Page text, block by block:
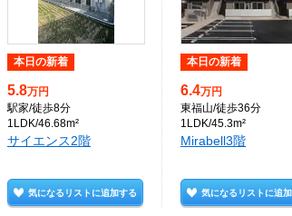
本日の新着
5.8万円
駅家/徒歩8分
1LDK/46.68m²
サイエンス2階
気になるリストに追加する
本日の新着
6.4万円
東福山/徒歩36分
1LDK/45.3m²
Mirabell3階
気になるリストに追